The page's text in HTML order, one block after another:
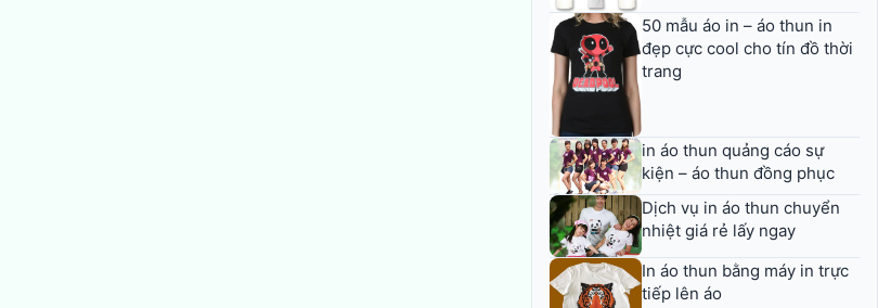
50 mẫu áo in – áo thun in
đẹp cực cool cho tín đồ thời
trang
in áo thun quảng cáo sự
kiện – áo thun đồng phục
Dịch vụ in áo thun chuyển
nhiệt giá rẻ lấy ngay
In áo thun bằng máy in trực
tiếp lên áo